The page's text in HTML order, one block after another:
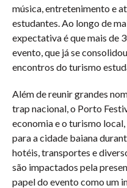
música, entretenimento e
estudantes. Ao longo de
expectativa é que mais de
evento, que já se
encontros do turismo
Além de reunir grandes
trap nacional, o Porto
economia e o turismo
para a cidade baiana
hotéis, transportes e
são impactados pela
papel do evento como um